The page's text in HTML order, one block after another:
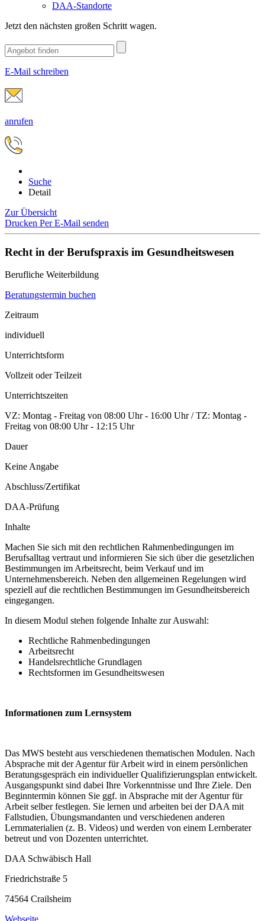
DAA-Standorte
Jetzt den nächsten großen Schritt wagen.
E-Mail schreiben
anrufen
Suche
Detail
Zur Übersicht
Drucken Per E-Mail senden
Recht in der Berufspraxis im Gesundheitswesen
Berufliche Weiterbildung
Beratungstermin buchen
Zeitraum
individuell
Unterrichtsform
Vollzeit oder Teilzeit
Unterrichtszeiten
VZ: Montag - Freitag von 08:00 Uhr - 16:00 Uhr / TZ: Montag -
Freitag von 08:00 Uhr - 12:15 Uhr
Dauer
Keine Angabe
Abschluss/Zertifikat
DAA-Prüfung
Inhalte
Machen Sie sich mit den rechtlichen Rahmenbedingungen im
Berufsalltag vertraut und informieren Sie sich über die gesetzlichen
Bestimmungen im Arbeitsrecht, beim Verkauf und im
Unternehmensbereich. Neben den allgemeinen Regelungen wird
speziell auf die rechtlichen Bestimmungen im Gesundheitsbereich
eingegangen.
In diesem Modul stehen folgende Inhalte zur Auswahl:
Rechtliche Rahmenbedingungen
Arbeitsrecht
Handelsrechtliche Grundlagen
Rechtsformen im Gesundheitswesen
Informationen zum Lernsystem
Das MWS besteht aus verschiedenen thematischen Modulen. Nach
Absprache mit der Agentur für Arbeit wird in einem persönlichen
Beratungsgespräch ein individueller Qualifizierungsplan entwickelt.
Ausgangspunkt sind dabei Ihre Vorkenntnisse und Ihre Ziele. Den
Beginntermin können Sie ggf. in Absprache mit der Agentur für
Arbeit selber festlegen. Sie lernen und arbeiten bei der DAA mit
Fallstudien, Übungsmandanten und verschiedenen anderen
Lernmaterialien (z. B. Videos) und werden von einem Lernberater
betreut und von Dozenten unterrichtet.
DAA Schwäbisch Hall
Friedrichstraße 5
74564 Crailsheim